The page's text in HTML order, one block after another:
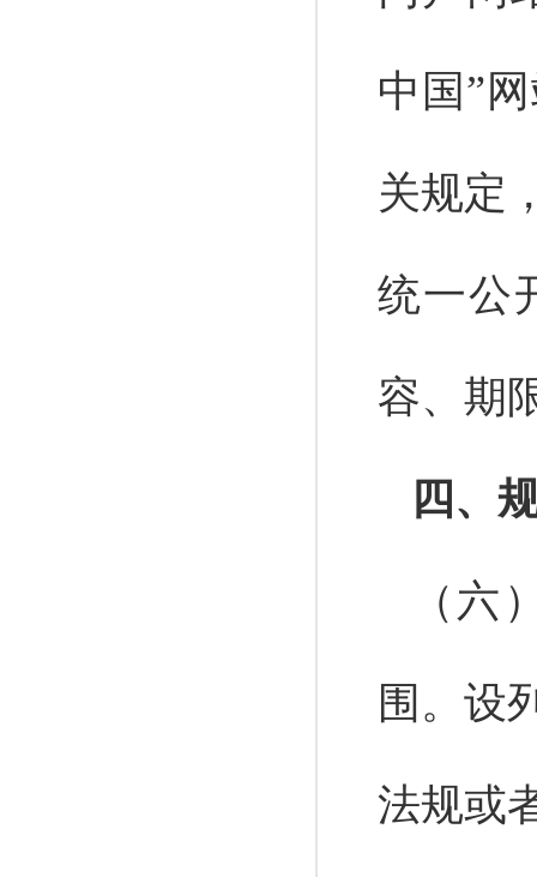
中国”
关规定
统一公
容、期
四、
（六
围。设
法规或